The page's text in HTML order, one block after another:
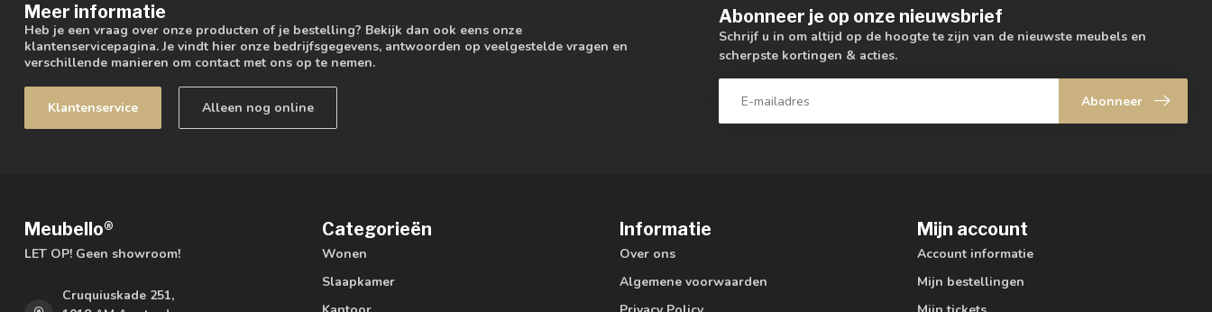
Meer informatie
Heb je een vraag over onze producten of je bestelling? Bekijk dan ook eens onze
klantenservicepagina. Je vindt hier onze bedrijfsgegevens, antwoorden op veelgestelde vragen en
verschillende manieren om contact met ons op te nemen.
Klantenservice Alleen nog online
Abonneer je op onze nieuwsbrief
Schrijf u in om altijd op de hoogte te zijn van de nieuwste meubels en
scherpste kortingen & acties.
Abonneer
Meubello®
LET OP! Geen showroom!
Cruquiuskade 251,
Categorieën
Wonen
Slaapkamer
Informatie
Over ons
Algemene voorwaarden
Mijn account
Account informatie
Mijn bestellingen